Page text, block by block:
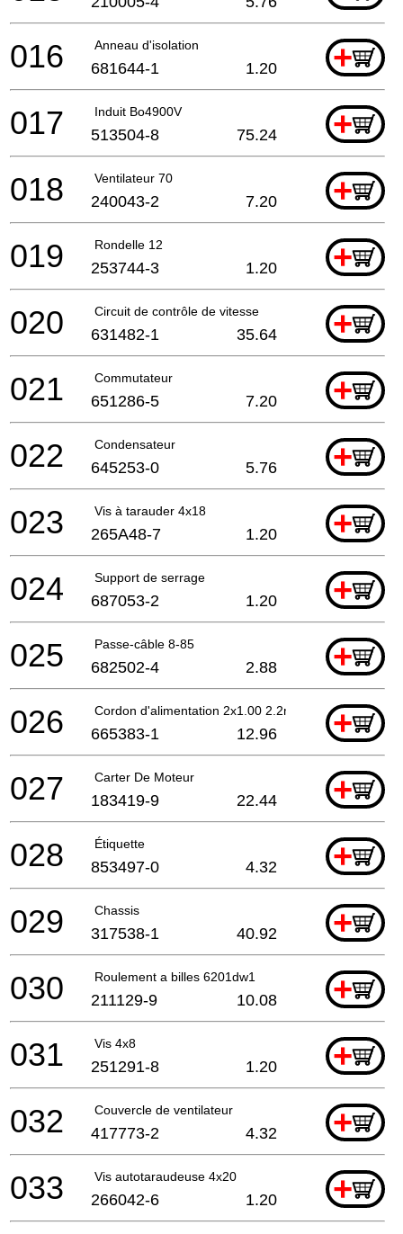
Anneau d'isolation +
016 681644-1 1.20
Induit Bo4900V +
017 513504-8 75.24
Ventilateur 70 +
018 240043-2 7.20
Rondelle 12 +
019 253744-3 1.20
Circuit de contrôle de vitesse +
020 631482-1 35.64
Commutateur +
021 651286-5 7.20
Condensateur +
022 645253-0 5.76
Vis à tarauder 4x18 +
023 265A48-7 1.20
Support de serrage +
024 687053-2 1.20
Passe-câble 8-85 +
025 682502-4 2.88
Cordon d'alimentation 2x1.00 2.2mtr +
026 665383-1 12.96
Carter De Moteur +
027 183419-9 22.44
Étiquette +
028 853497-0 4.32
Chassis +
029 317538-1 40.92
Roulement a billes 6201dw1 +
030 211129-9 10.08
Vis 4x8 +
031 251291-8 1.20
Couvercle de ventilateur +
032 417773-2 4.32
Vis autotaraudeuse 4x20 +
033 266042-6 1.20